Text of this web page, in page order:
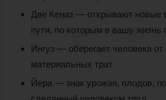
Две Кеназ — открывают новые
пути, по которым в вашу жизнь
Ингуз — оберегает человека
материальных трат
Йера — знак урожая, плодов,